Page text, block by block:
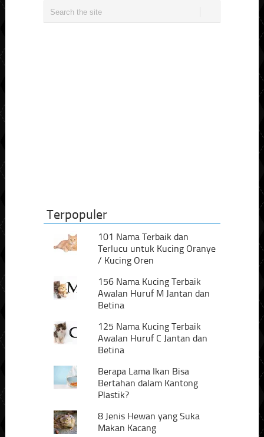
Terpopuler
101 Nama Terbaik dan
Terlucu untuk Kucing Oranye
/ Kucing Oren
156 Nama Kucing Terbaik
Awalan Huruf M Jantan dan
Betina
125 Nama Kucing Terbaik
Awalan Huruf C Jantan dan
Betina
Berapa Lama Ikan Bisa
Bertahan dalam Kantong
Plastik?
8 Jenis Hewan yang Suka
Makan Kacang